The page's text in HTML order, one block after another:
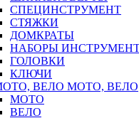
СПЕЦИНСТРУМЕНТ
СТЯЖКИ
ДОМКРАТЫ
НАБОРЫ
ГОЛОВКИ
КЛЮЧИ
МОТО, ВЕЛО
МОТО
ВЕЛО